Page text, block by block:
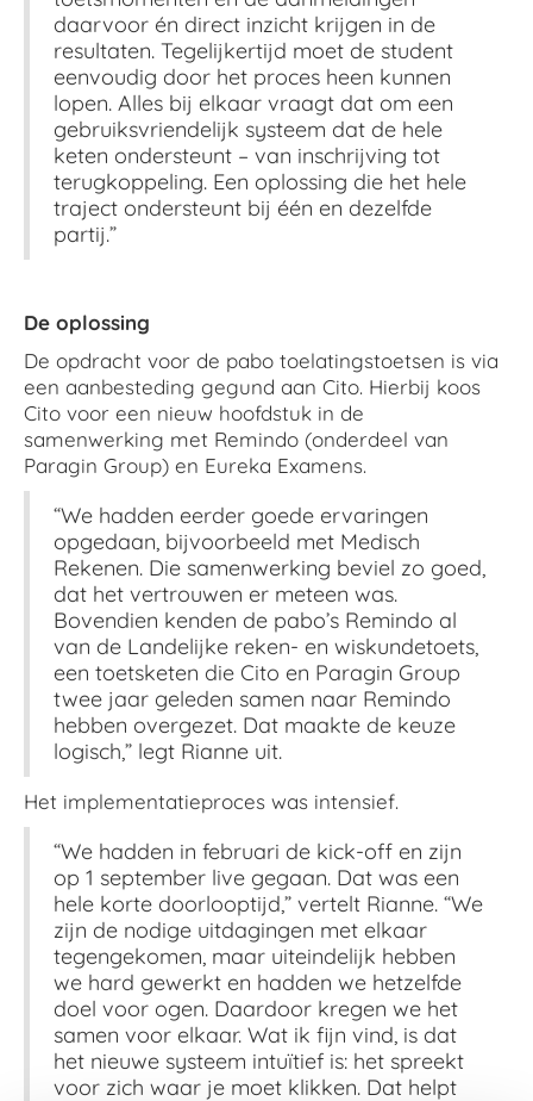
daarvoor én direct inzicht krijgen in de
resultaten. Tegelijkertijd moet de student
eenvoudig door het proces heen kunnen
lopen. Alles bij elkaar vraagt dat om een
gebruiksvriendelijk systeem dat de hele
keten ondersteunt – van inschrijving tot
terugkoppeling. Een oplossing die het hele
traject ondersteunt bij één en dezelfde
partij.”
De oplossing
De opdracht voor de pabo toelatingstoetsen is via
een aanbesteding gegund aan Cito. Hierbij koos
Cito voor een nieuw hoofdstuk in de
samenwerking met Remindo (onderdeel van
Paragin Group) en Eureka Examens.
“We hadden eerder goede ervaringen
opgedaan, bijvoorbeeld met Medisch
Rekenen. Die samenwerking beviel zo goed,
dat het vertrouwen er meteen was.
Bovendien kenden de pabo’s Remindo al
van de Landelijke reken- en wiskundetoets,
een toetsketen die Cito en Paragin Group
twee jaar geleden samen naar Remindo
hebben overgezet. Dat maakte de keuze
logisch,” legt Rianne uit.
Het implementatieproces was intensief.
“We hadden in februari de kick-off en zijn
op 1 september live gegaan. Dat was een
hele korte doorlooptijd,” vertelt Rianne. “We
zijn de nodige uitdagingen met elkaar
tegengekomen, maar uiteindelijk hebben
we hard gewerkt en hadden we hetzelfde
doel voor ogen. Daardoor kregen we het
samen voor elkaar. Wat ik fijn vind, is dat
het nieuwe systeem intuïtief is: het spreekt
voor zich waar je moet klikken. Dat helpt